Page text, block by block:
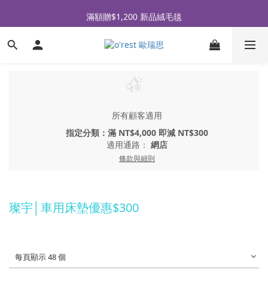
全品牌滿 $990免運｜會員買即贈〈 購物金 〉
滿額贈$1,200 新品絨毛毯
全品牌滿 $990免運｜會員買即贈〈 購物金 〉
所有顧客適用
指定分類：滿 NT$4,000 即減 NT$300
適用通路： 網店
條款與細則
璨宇│車用床墊優惠$300
每頁顯示 48 個